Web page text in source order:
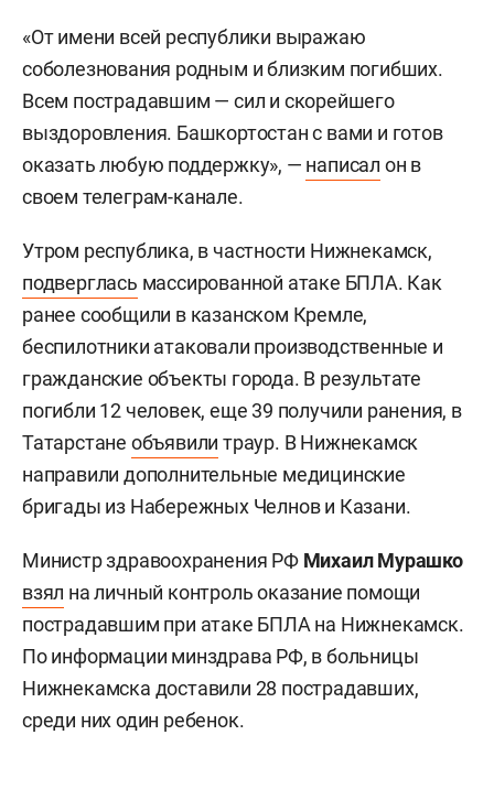
«От имени всей республики выражаю
соболезнования родным и близким погибших.
Всем пострадавшим — сил и скорейшего
выздоровления. Башкортостан с вами и готов
оказать любую поддержку», — написал он в
своем телеграм-канале.
Утром республика, в частности Нижнекамск,
подверглась массированной атаке БПЛА. Как
ранее сообщили в казанском Кремле,
беспилотники атаковали производственные и
гражданские объекты города. В результате
погибли 12 человек, еще 39 получили ранения, в
Татарстане объявили траур. В Нижнекамск
направили дополнительные медицинские
бригады из Набережных Челнов и Казани.
Министр здравоохранения РФ Михаил Мурашко
взял на личный контроль оказание помощи
пострадавшим при атаке БПЛА на Нижнекамск.
По информации минздрава РФ, в больницы
Нижнекамска доставили 28 пострадавших,
среди них один ребенок.